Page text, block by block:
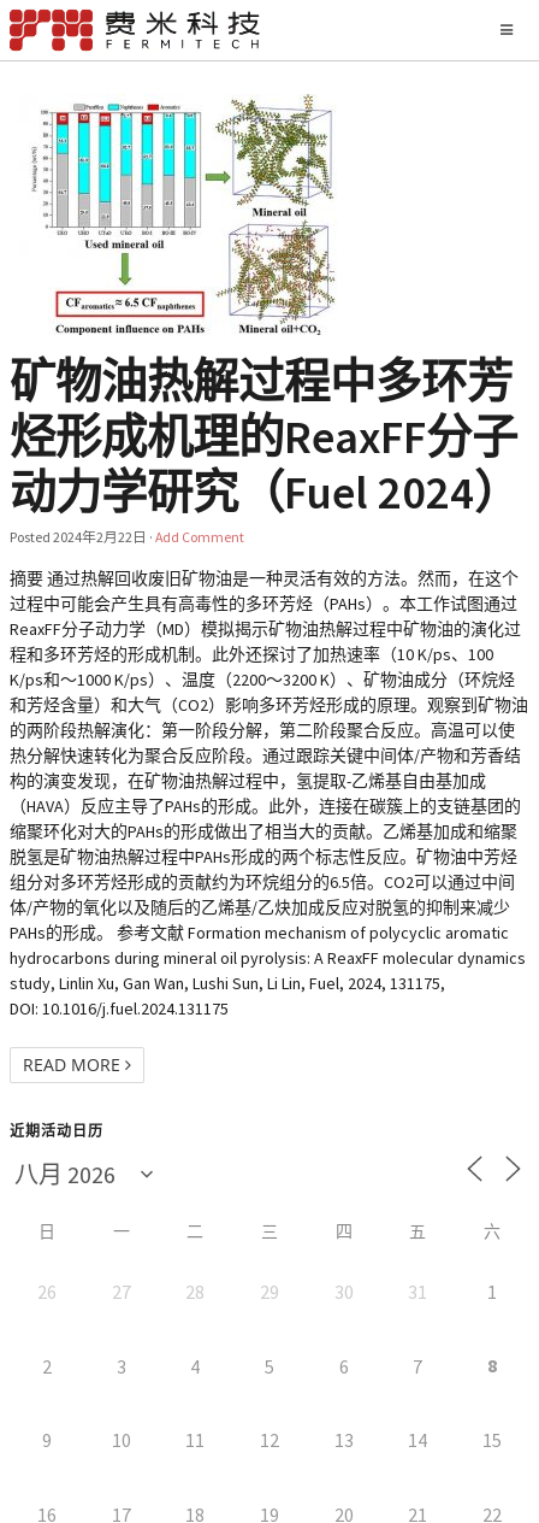
矿物油热解过程中多环芳
烃形成机理的ReaxFF分子
动力学研究（Fuel 2024）
Posted 2024年2月22日 · Add Comment
摘要 通过热解回收废旧矿物油是一种灵活有效的方法。然而，在这个
过程中可能会产生具有高毒性的多环芳烃（PAHs）。本工作试图通过
ReaxFF分子动力学（MD）模拟揭示矿物油热解过程中矿物油的演化过
程和多环芳烃的形成机制。此外还探讨了加热速率（10 K/ps、100
K/ps和～1000 K/ps）、温度（2200～3200 K）、矿物油成分（环烷烃
和芳烃含量）和大气（CO2）影响多环芳烃形成的原理。观察到矿物油
的两阶段热解演化：第一阶段分解，第二阶段聚合反应。高温可以使
热分解快速转化为聚合反应阶段。通过跟踪关键中间体/产物和芳香结
构的演变发现，在矿物油热解过程中，氢提取-乙烯基自由基加成
（HAVA）反应主导了PAHs的形成。此外，连接在碳簇上的支链基团的
缩聚环化对大的PAHs的形成做出了相当大的贡献。乙烯基加成和缩聚
脱氢是矿物油热解过程中PAHs形成的两个标志性反应。矿物油中芳烃
组分对多环芳烃形成的贡献约为环烷组分的6.5倍。CO2可以通过中间
体/产物的氧化以及随后的乙烯基/乙炔加成反应对脱氢的抑制来减少
PAHs的形成。 参考文献 Formation mechanism of polycyclic aromatic
hydrocarbons during mineral oil pyrolysis: A ReaxFF molecular dynamics
study, Linlin Xu, Gan Wan, Lushi Sun, Li Lin, Fuel, 2024, 131175,
DOI: 10.1016/j.fuel.2024.131175
READ MORE
近期活动日历
日 一 二 三 四 五 六
26 27 28 29 30 31 1
2 3 4 5 6 7 8
9 10 11 12 13 14 15
16 17 18 19 20 21 22